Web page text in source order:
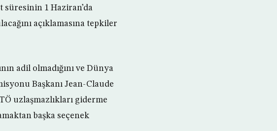
süresinin 1 Haziran’da
açıklamasına tepkiler
adil olmadığını ve Dünya
Başkanı Jean-Claude
uzlaşmazlıkları giderme
başka seçenek